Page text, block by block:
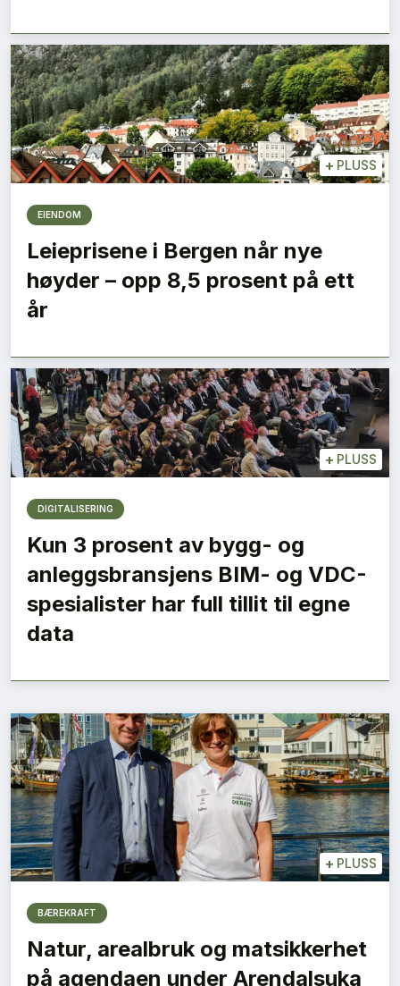
+ PLUSS
EIENDOM
Leieprisene i Bergen når nye
høyder – opp 8,5 prosent på ett
år
+ PLUSS
DIGITALISERING
Kun 3 prosent av bygg- og
anleggsbransjens BIM- og VDC-
spesialister har full tillit til egne
data
+ PLUSS
BÆREKRAFT
Natur, arealbruk og matsikkerhet
på agendaen under Arendalsuka